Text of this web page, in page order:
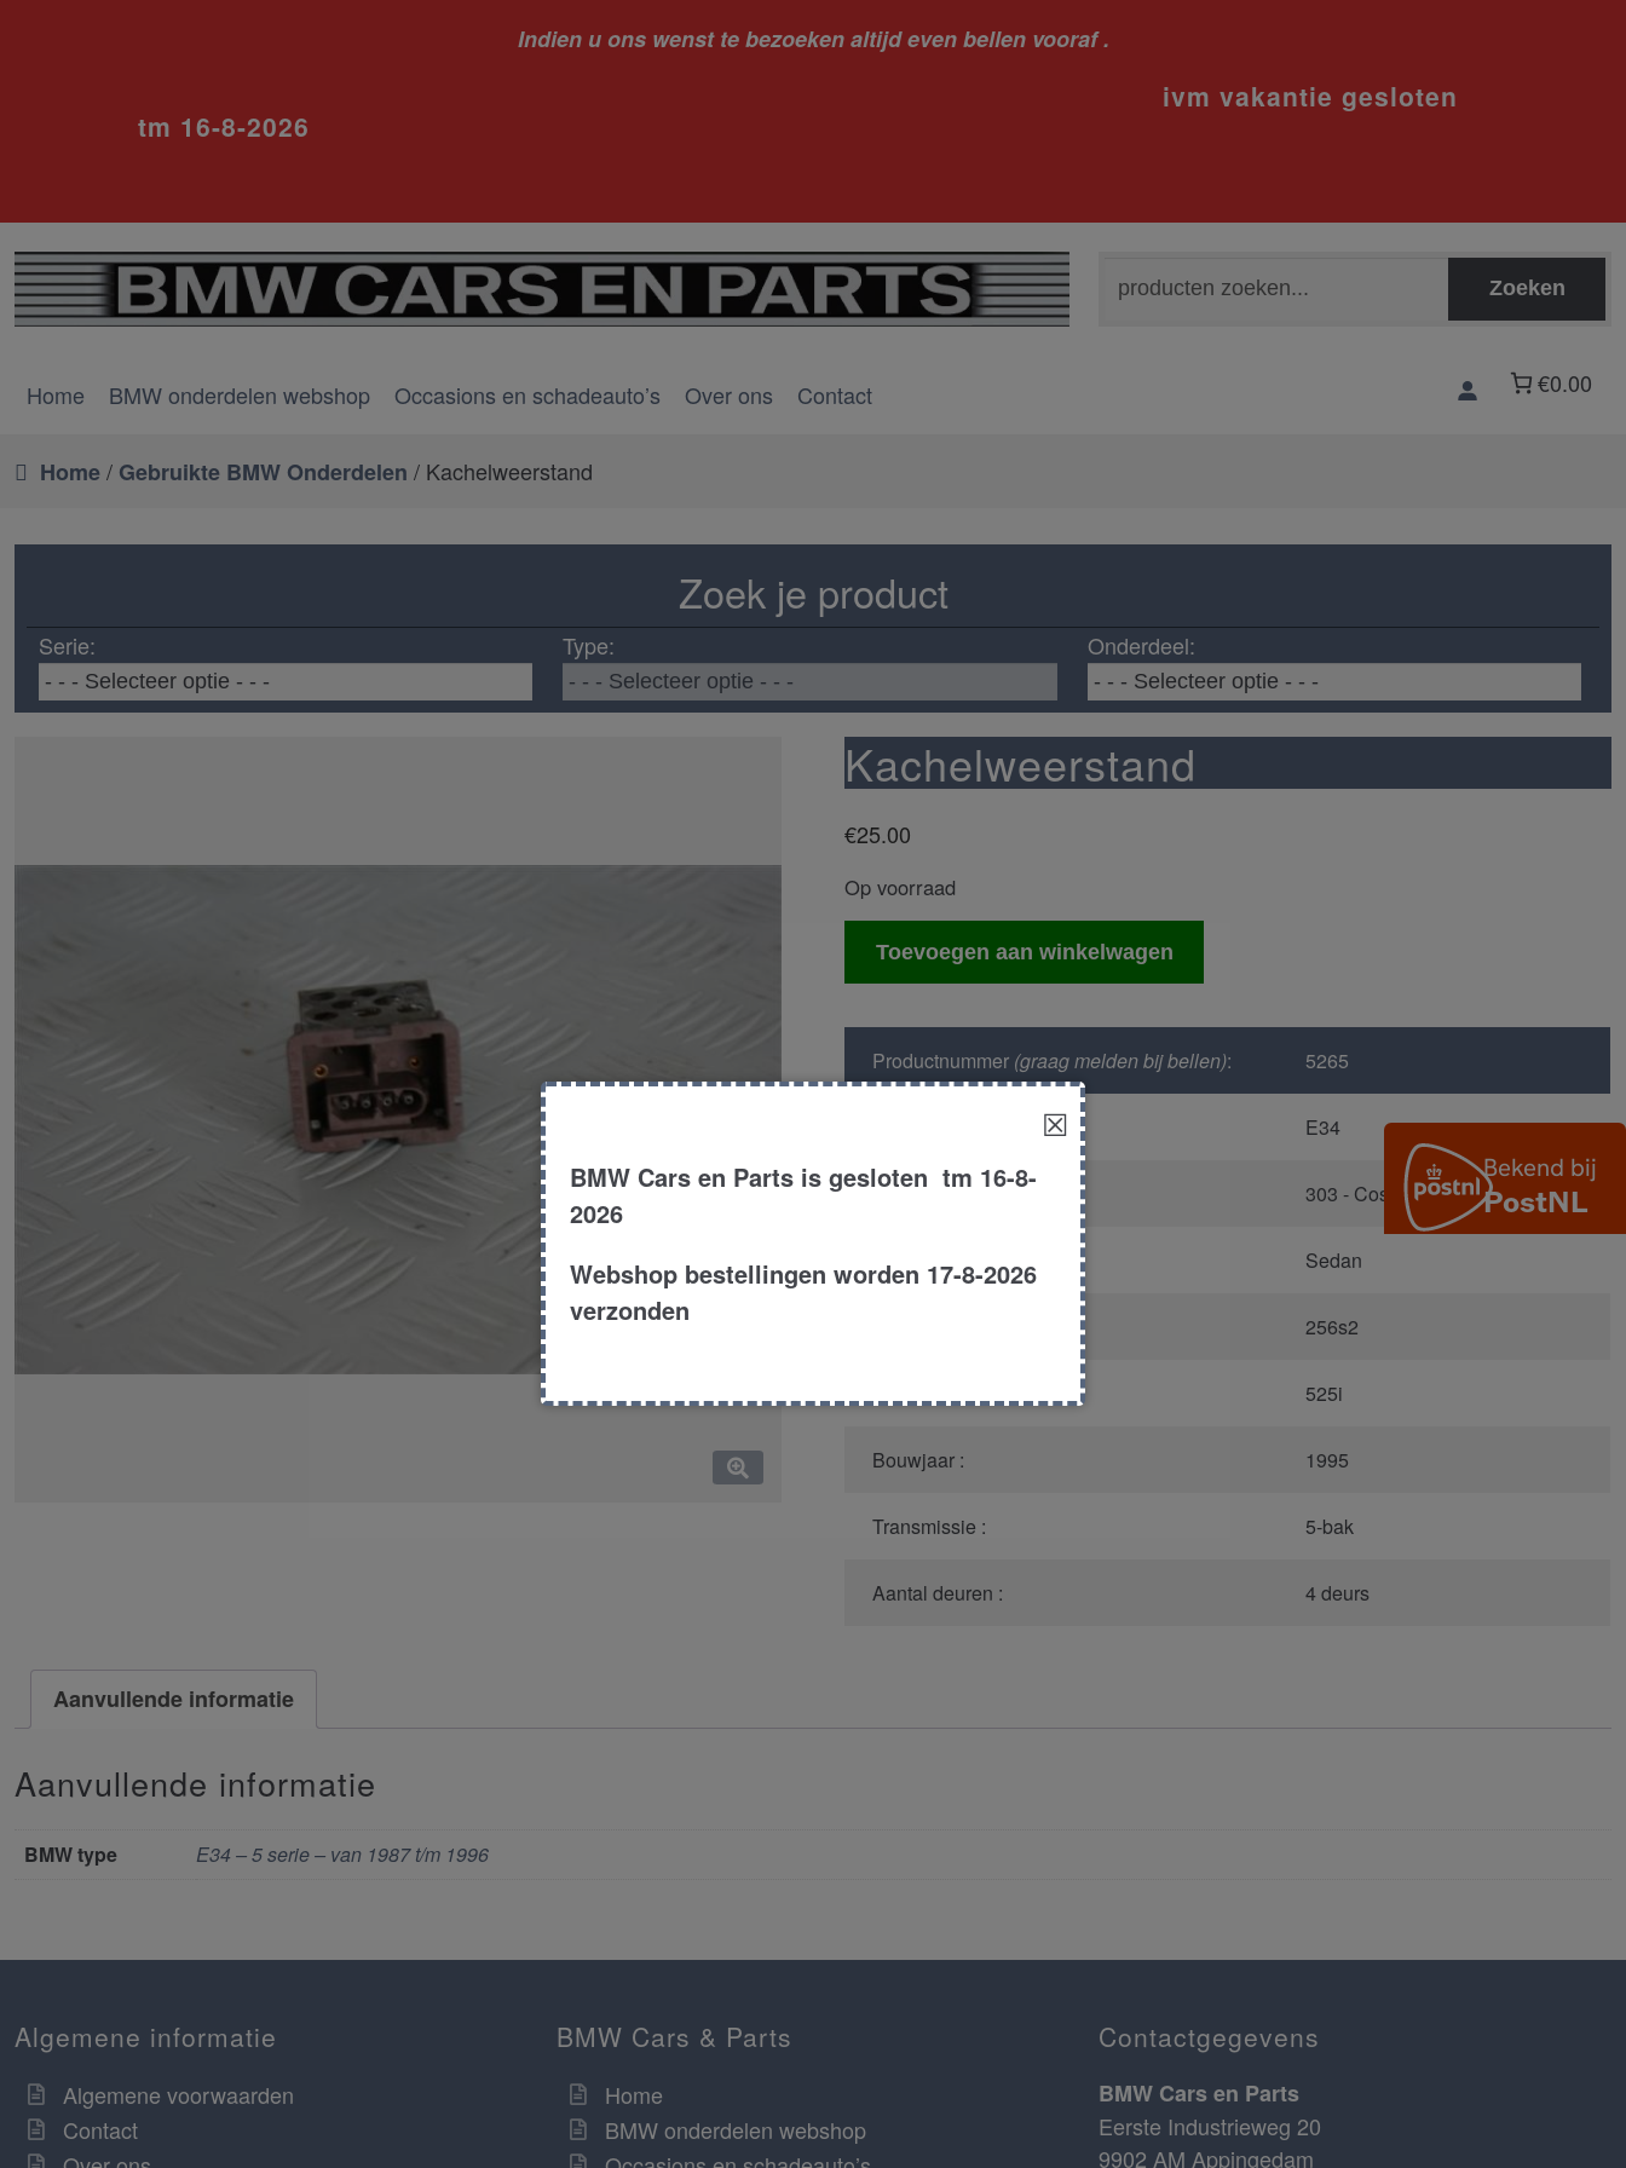
Indien u ons wenst te bezoeken altijd even bellen vooraf .
ivm vakantie gesloten
tm 16-8-2026
naar:
Zoeken
Home BMW onderdelen webshop Occasions en schadeauto’s Over ons Contact €0.00
Home/ Gebruikte BMW Onderdelen / Kachelweerstand
Zoek je product
Serie: Type: Onderdeel:
Kachelweerstand
€25.00
Op voorraad
Kachelweerstand
Toevoegen aan winkelwagen
Productnummer (graag melden bij bellen): 5265
E34
Kleur : 303 - Cosmosschwarz Metallic
Carroserie : Sedan
256s2
525i
Bouwjaar : 1995
Transmissie : 5-bak
Aantal deuren : 4 deurs
Aanvullende informatie
Aanvullende informatie
BMW type E34 – 5 serie – van 1987 t/m 1996
Algemene informatie
Algemene voorwaarden
Contact
BMW Cars & Parts
Home
BMW onderdelen webshop
Contactgegevens
BMW Cars en Parts
Eerste Industrieweg 20
9902 AM Appingedam
☒
BMW Cars en Parts is gesloten tm 16-8-
2026
Webshop bestellingen worden 17-8-2026
verzonden